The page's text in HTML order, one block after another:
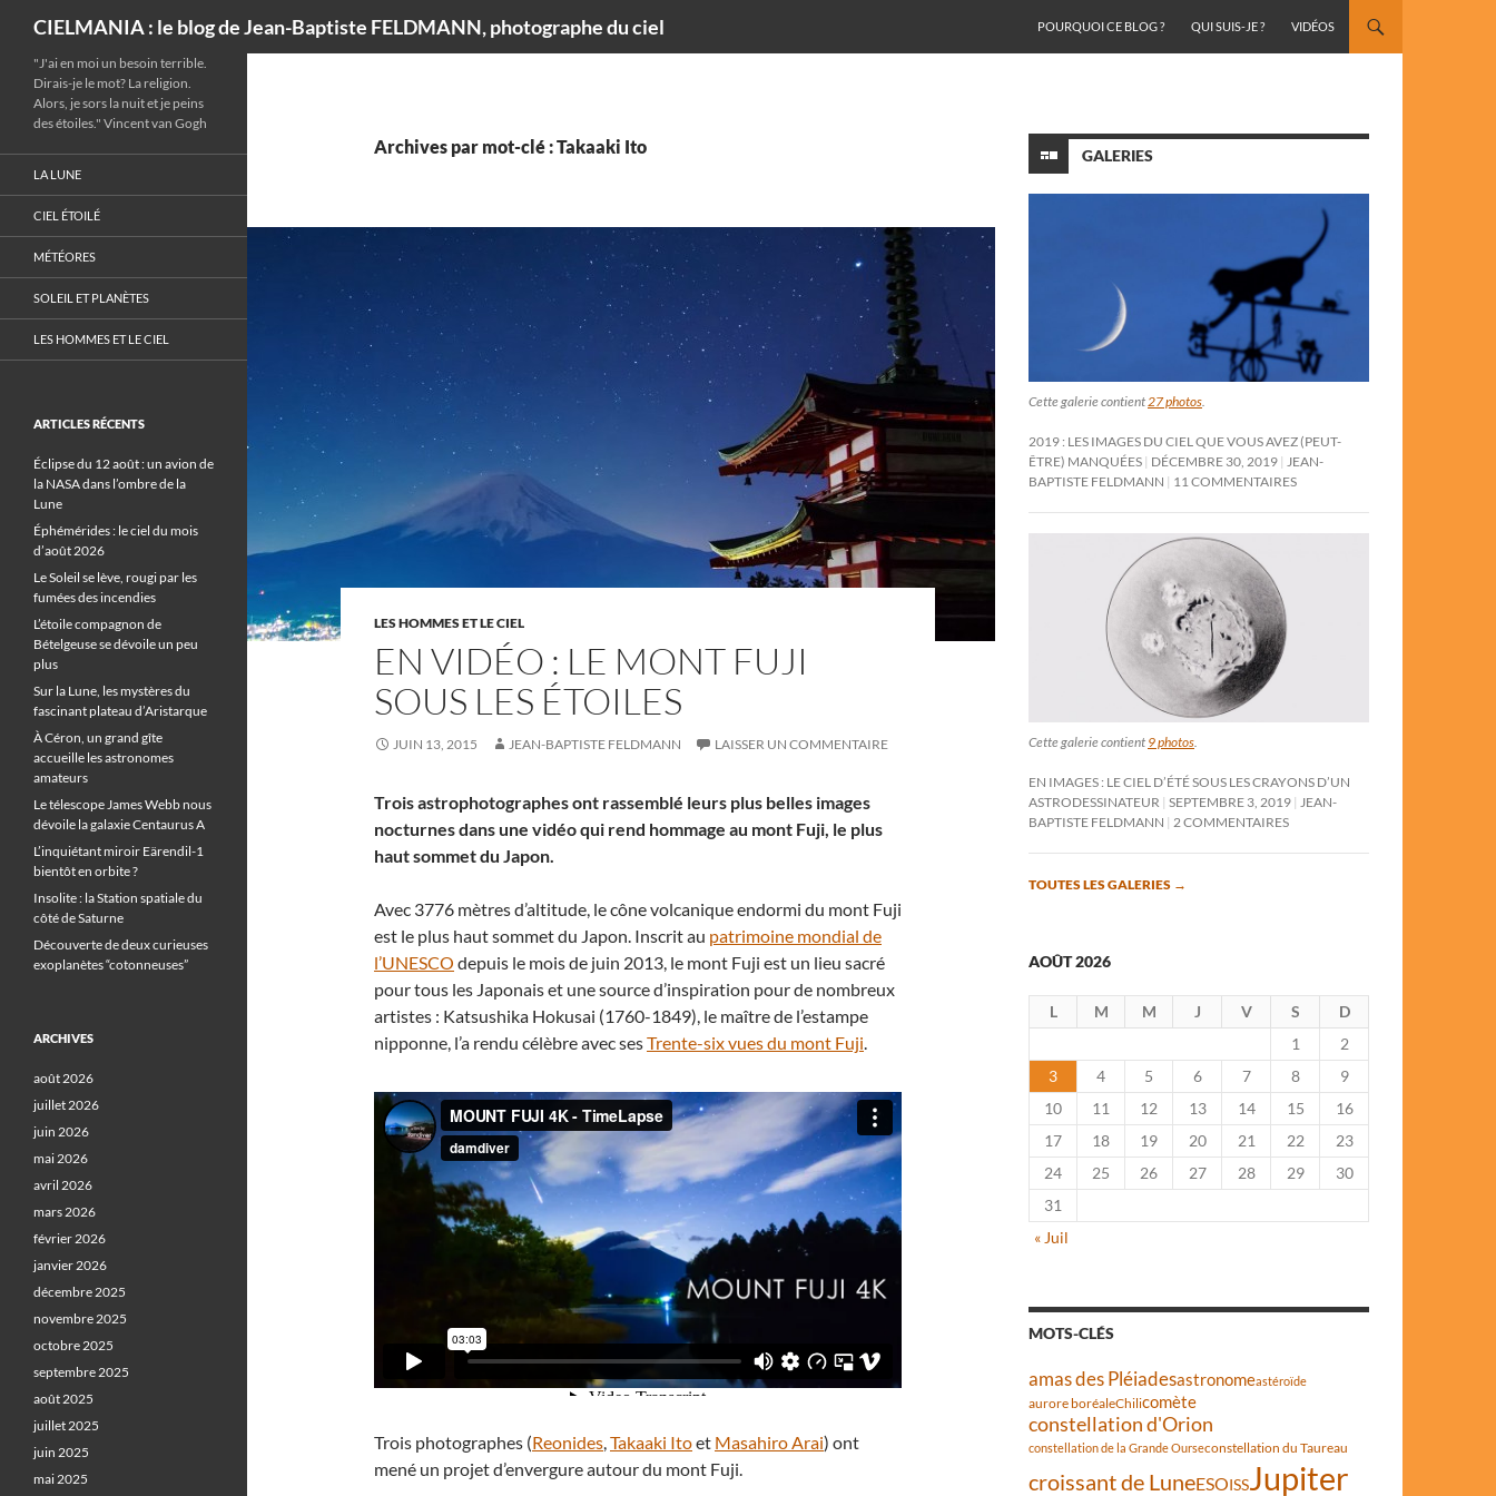
CIELMANIA : le blog de Jean-Baptiste FELDMANN, photographe du ciel
POURQUOI CE BLOG ?
QUI SUIS-JE ? VIDÉOS
Archives par mot-clé : Takaaki Ito
LES HOMMES ET LE CIEL
EN VIDÉO : LE MONT FUJI
SOUS LES ÉTOILES
JUIN 13, 2015 JEAN-BAPTISTE FELDMANN LAISSER UN COMMENTAIRE
Trois astrophotographes ont rassemblé leurs plus belles images
nocturnes dans une vidéo qui rend hommage au mont Fuji, le plus
haut sommet du Japon.
Avec 3776 mètres d’altitude, le cône volcanique endormi du mont Fuji
est le plus haut sommet du Japon. Inscrit au patrimoine mondial de
l’UNESCO depuis le mois de juin 2013, le mont Fuji est un lieu sacré
pour tous les Japonais et une source d’inspiration pour de nombreux
artistes : Katsushika Hokusai (1760-1849), le maître de l’estampe
nipponne, l’a rendu célèbre avec sesTrente-six vues du mont Fuji.
Trois photographes (Reonides,Takaaki Itoet Masahiro Arai) ont
mené un projet d’envergure autour du mont Fuji.
GALERIES
Cette galerie contient27 photos.
2019 : LES IMAGES DU CIEL QUE VOUS AVEZ (PEUT-
ÊTRE) MANQUÉES DÉCEMBRE 30, 2019 JEAN-
BAPTISTE FELDMANN
11 COMMENTAIRES
Cette galerie contient 9 photos
EN IMAGES : LE CIEL D’ÉTÉ SOUS LES CRAYONS D’UN
ASTRODESSINATEUR SEPTEMBRE 3, 2019
JEAN-
BAPTISTE FELDMANN
2 COMMENTAIRES
TOUTES LES GALERIES →
AOÛT 2026
L M M J V S
D
1
2
3
4 5 6 7 8
9
10
11 12 13 14 15
16
17
18 19 20 21 22
23
24
25 26 27 28 29
30
31
« Juil
MOTS-CLÉS
amas des Pléiadesastronomeastéroïde
aurore boréaleChilicomète
constellation d'Orion
constellation de la Grande Ourseconstellation du Taureau
croissant de LuneESOISSJupiter
"J'ai en moi un besoin terrible.
Dirais-je le mot? La religion.
Alors, je sors la nuit et je peins
des étoiles." Vincent van Gogh
LA LUNE
CIEL ÉTOILÉ
MÉTÉORES
SOLEIL ET PLANÈTES
LES HOMMES ET LE CIEL
ARTICLES RÉCENTS
Éclipse du 12 août : un avion de
la NASA dans l’ombre de la
Lune
Éphémérides : le ciel du mois
d’août 2026
Le Soleil se lève, rougi par les
fumées des incendies
L’étoile compagnon de
Bételgeuse se dévoile un peu
plus
Sur la Lune, les mystères du
fascinant plateau d’Aristarque
À Céron, un grand gîte
accueille les astronomes
amateurs
Le télescope James Webb nous
dévoile la galaxie Centaurus A
L’inquiétant miroir Eärendil-1
bientôt en orbite ?
Insolite : la Station spatiale du
côté de Saturne
Découverte de deux curieuses
exoplanètes “cotonneuses”
ARCHIVES
août 2026
juillet 2026
juin 2026
mai 2026
avril 2026
mars 2026
février 2026
janvier 2026
décembre 2025
novembre 2025
octobre 2025
septembre 2025
août 2025
juillet 2025
juin 2025
mai 2025